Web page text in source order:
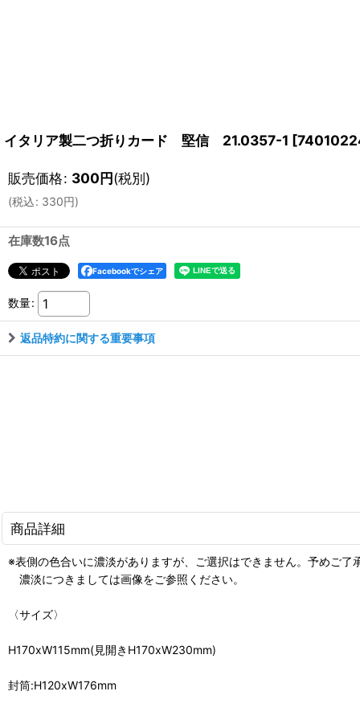
イタリア製二つ折りカード 堅信 21.0357-1 [
販売価格: 300円(税別)
(税込: 330円)
在庫数16点
Facebookでシェア
数量:
返品特約に関する重要事項
商品詳細
※表側の色合いに濃淡がありますが、ご選択はできません。予めご了
濃淡につきましては画像をご参照ください。
〈サイズ〉
H170xW115mm(見開きH170xW230mm)
封筒:H120xW176mm